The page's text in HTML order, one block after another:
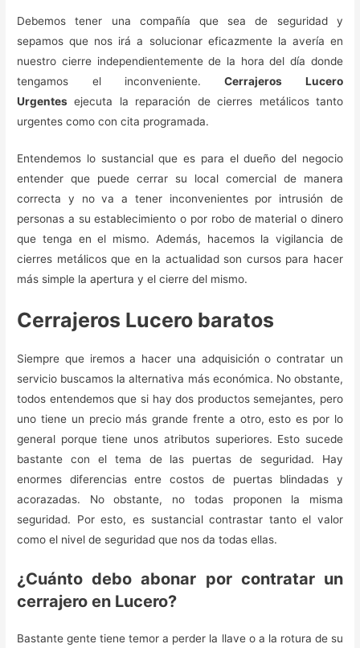
Debemos tener una compañía que sea de seguridad y
sepamos que nos irá a solucionar eficazmente la avería en
nuestro cierre independientemente de la hora del día donde
tengamos el inconveniente.Cerrajeros Lucero
Urgentes ejecuta la reparación de cierres metálicos tanto
urgentes como con cita programada.
Entendemos lo sustancial que es para el dueño del negocio
entender que puede cerrar su local comercial de manera
correcta y no va a tener inconvenientes por intrusión de
personas a su establecimiento o por robo de material o dinero
que tenga en el mismo. Además, hacemos la vigilancia de
cierres metálicos que en la actualidad son cursos para hacer
más simple la apertura y el cierre del mismo.
Cerrajeros Lucero baratos
Siempre que iremos a hacer una adquisición o contratar un
servicio buscamos la alternativa más económica. No obstante,
todos entendemos que si hay dos productos semejantes, pero
uno tiene un precio más grande frente a otro, esto es por lo
general porque tiene unos atributos superiores. Esto sucede
bastante con el tema de las puertas de seguridad. Hay
enormes diferencias entre costos de puertas blindadas y
acorazadas. No obstante, no todas proponen la misma
seguridad. Por esto, es sustancial contrastar tanto el valor
como el nivel de seguridad que nos da todas ellas.
¿Cuánto debo abonar por contratar un
cerrajero en Lucero?
Bastante gente tiene temor a perder la llave o a la rotura de su